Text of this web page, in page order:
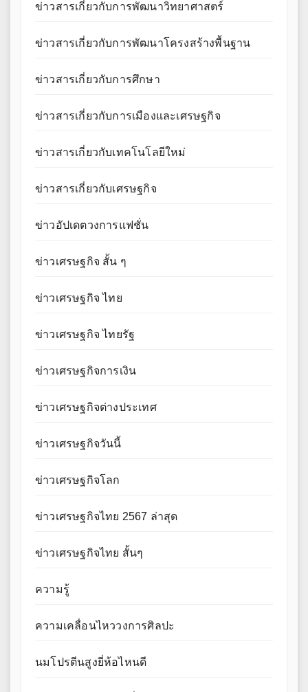
ข่าวสารเกี่ยวกับการพัฒนาวิทยาศาสตร์
ข่าวสารเกี่ยวกับการพัฒนาโครงสร้างพื้นฐาน
ข่าวสารเกี่ยวกับการศึกษา
ข่าวสารเกี่ยวกับการเมืองและเศรษฐกิจ
ข่าวสารเกี่ยวกับเทคโนโลยีใหม่
ข่าวสารเกี่ยวกับเศรษฐกิจ
ข่าวอัปเดตวงการแฟชั่น
ข่าวเศรษฐกิจ สั้น ๆ
ข่าวเศรษฐกิจ ไทย
ข่าวเศรษฐกิจ ไทยรัฐ
ข่าวเศรษฐกิจการเงิน
ข่าวเศรษฐกิจต่างประเทศ
ข่าวเศรษฐกิจวันนี้
ข่าวเศรษฐกิจโลก
ข่าวเศรษฐกิจไทย 2567 ล่าสุด
ข่าวเศรษฐกิจไทย สั้นๆ
ความรู้
ความเคลื่อนไหววงการศิลปะ
นมโปรตีนสูงยี่ห้อไหนดี